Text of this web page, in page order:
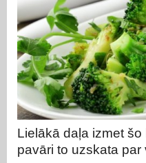
Lielākā daļa izmet
pavāri to uzskata